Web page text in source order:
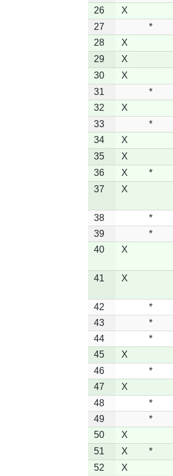
26
X
27
*
28
X
29
X
30
X
31
*
32
X
33
*
34
X
35
X
36
X *
37
X
38
*
39
*
40
X
41
X
42
*
43
*
44
*
45
X
46
*
47
X
48
*
49
*
50
X
51
X *
52
X